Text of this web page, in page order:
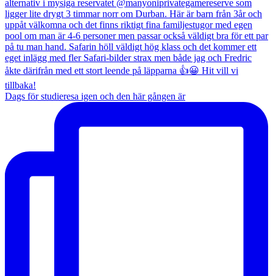
Dags för studieresa igen och den här gången är